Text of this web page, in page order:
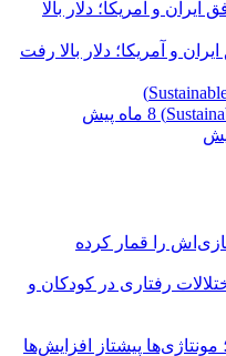
و آمریکا؛ دلار بالا رفت
8 ماه پیش
را قمار کرده
رفتاری در کودکان و
پیشتاز افزایش‌ها